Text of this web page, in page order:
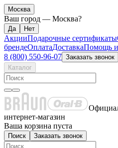
Москва
Ваш город — Москва?
АкцииПодарочные сертификаты
брендеОплатаДоставкаПомощь и
8 (800) 550-96-07 Заказать звонок
Каталог
интернет-магазин
Ваша корзина пуста
Поиск Заказать звонок